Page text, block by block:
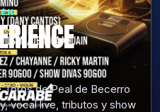
Toros de Peal de Becerro
vocal live, tributos y show